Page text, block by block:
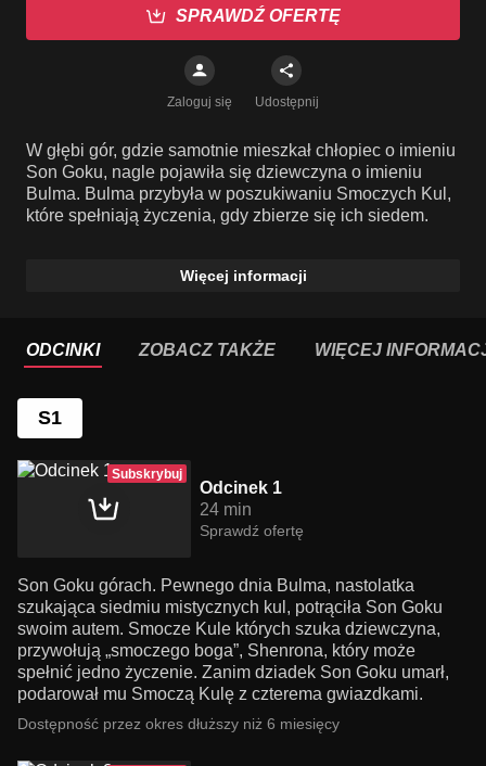
SPRAWDŹ OFERTĘ
Zaloguj się Udostępnij
W głębi gór, gdzie samotnie mieszkał chłopiec o imieniu
Son Goku, nagle pojawiła się dziewczyna o imieniu
Bulma. Bulma przybyła w poszukiwaniu Smoczych Kul,
które spełniają życzenia, gdy zbierze się ich siedem.
Więcej informacji
ODCINKI ZOBACZ TAKŻE WIĘCEJ
S1
Subskrybuj
Odcinek 1
24 min
Sprawdź ofertę
Son Goku górach. Pewnego dnia Bulma, nastolatka
szukająca siedmiu mistycznych kul, potrąciła Son Goku
swoim autem. Smocze Kule których szuka dziewczyna,
przywołują „smoczego boga”, Shenrona, który może
spełnić jedno życzenie. Zanim dziadek Son Goku umarł,
podarował mu Smoczą Kulę z czterema gwiazdkami.
Dostępność przez okres dłuższy niż 6 miesięcy